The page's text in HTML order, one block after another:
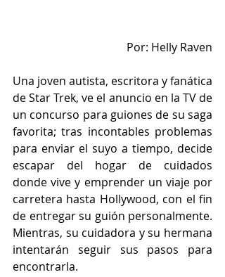
Por: Helly Raven
Una joven autista, escritora y fanática
de Star Trek, ve el anuncio en la TV de
un concurso para guiones de su saga
favorita; tras incontables problemas
para enviar el suyo a tiempo, decide
escapar del hogar de cuidados
donde vive y emprender un viaje por
carretera hasta Hollywood, con el fin
de entregar su guión personalmente.
Mientras, su cuidadora y su hermana
intentarán seguir sus pasos para
encontrarla.